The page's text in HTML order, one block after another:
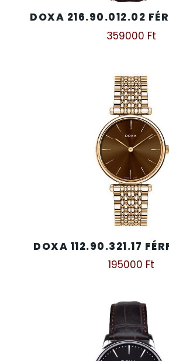
DOXA 216.90.012.02
359000 Ft
DOXA 112.90.321.17
195000 Ft